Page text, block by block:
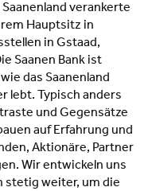
Saanenland verankerte
Hauptsitz in
in Gstaad,
Saanen Bank ist
das Saanenland
lebt. Typisch anders
und Gegensätze
auf Erfahrung und
Aktionäre, Partner
Wir entwickeln uns
stetig weiter, um die